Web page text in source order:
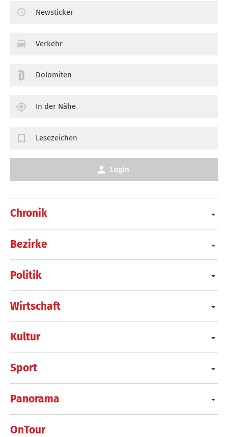
Chronik
Bezirke
Politik
Wirtschaft
Kultur
Sport
Panorama
OnTour
Newsticker
Verkehr
Dolomiten
In der Nähe
Lesezeichen
Login